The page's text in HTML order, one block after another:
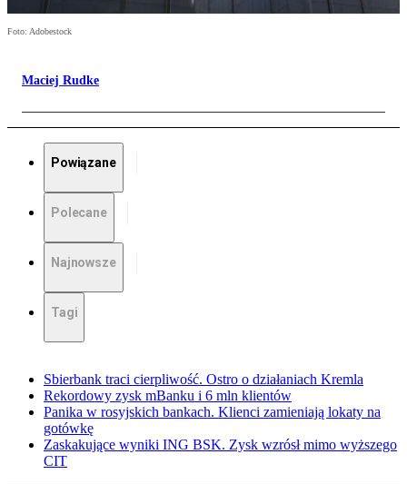
Foto: Adobestock
Maciej Rudke
Powiązane
Polecane
Najnowsze
Tagi
Sbierbank traci cierpliwość. Ostro o działaniach Kremla
Rekordowy zysk mBanku i 6 mln klientów
Panika w rosyjskich bankach. Klienci zamieniają lokaty na
gotówkę
Zaskakujące wyniki ING BSK. Zysk wzrósł mimo wyższego
CIT